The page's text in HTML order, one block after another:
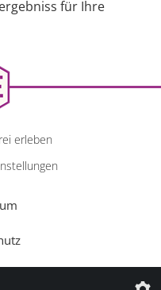
für Ihre
erleben